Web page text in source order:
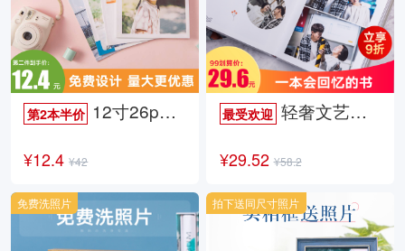
第2本半价 12寸26p时尚杂志册
¥12.4 ¥42
最受欢迎 轻奢文艺照片书
¥29.52 ¥58.2
免费洗照片 拍下送同尺寸照片